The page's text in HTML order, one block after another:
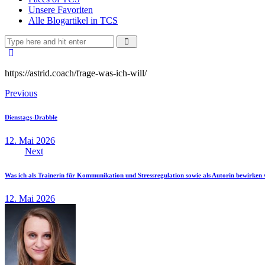
Unsere Favoriten
Alle Blogartikel in TCS
https://astrid.coach/frage-was-ich-will/
Beitragsnavigation
Previous
Dienstags-Drabble
12. Mai 2026
Next
Was ich als Trainerin für Kommunikation und Stressregulation sowie als Autorin bewirken
12. Mai 2026